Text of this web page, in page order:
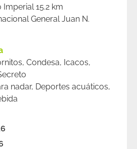
15.2 km
General Juan N.
Condesa, Icacos,
nadar, Deportes acuáticos,